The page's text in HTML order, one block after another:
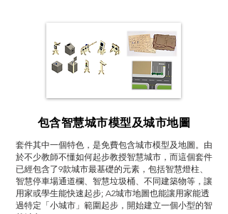
包含智慧城市模型及城市地圖
套件其中一個特色，是免費包含城市模型及地圖。由
於不少教師不懂如何起步教授智慧城市，而這個套件
已經包含了9款城市最基礎的元素，包括智慧燈柱、
智慧停車場通道欄、智慧垃圾桶、不同建築物等，讓
用家或學生能快速起步; A2城市地圖也能讓用家能透
過特定「小城市」範圍起步，開始建立一個小型的智